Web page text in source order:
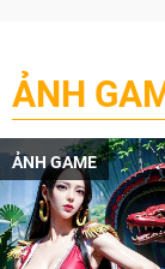
ẢNH
ẢNH GAME